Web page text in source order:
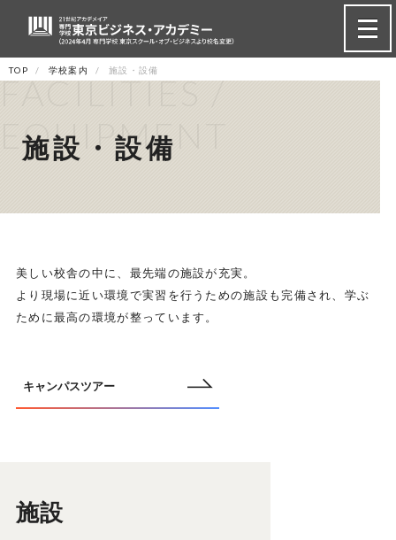
TOP 学校案内 施設・設備
FACILITIES /
EQUIPMENT
施設・設備
美しい校舎の中に、最先端の施設が充実。
より現場に近い環境で実習を行うための施設も完備され、学ぶ
ために最高の環境が整っています。
キャンパスツアー
施設